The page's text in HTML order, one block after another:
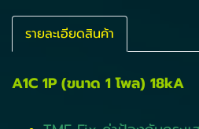
รายละเอียดสินค้า
A1C 1P (ขนาด 1 โพล) 18kA